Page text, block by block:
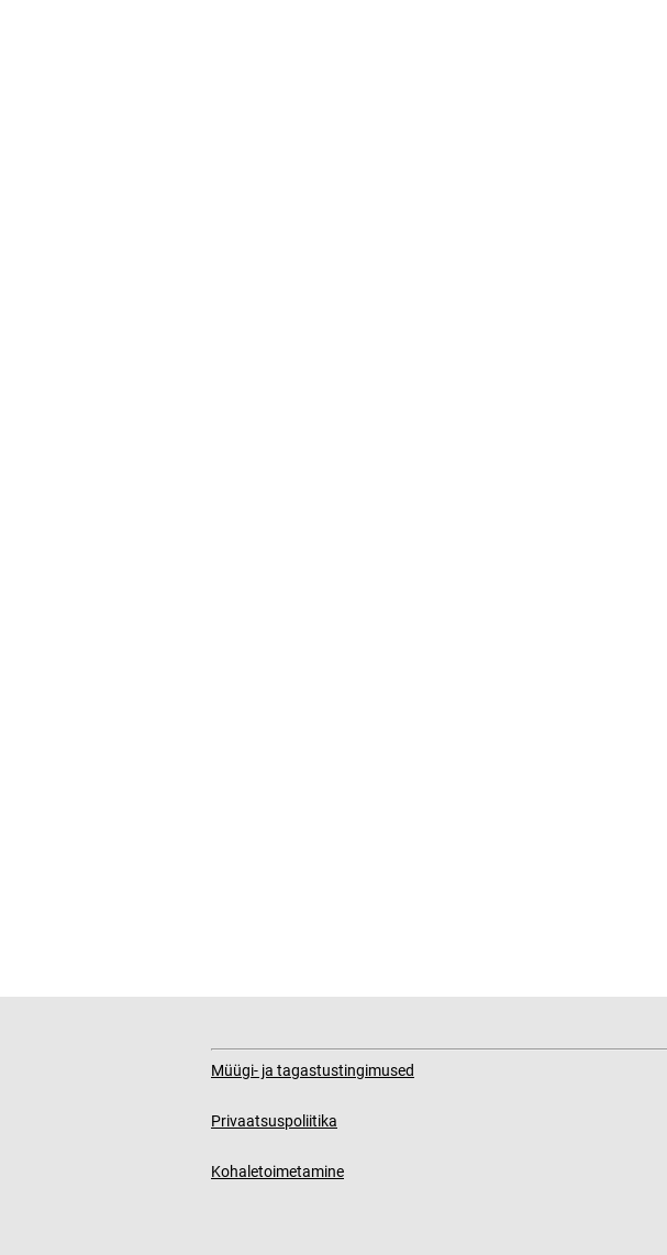
Müügi- ja tagastustingimused
Privaatsuspoliitika
Kohaletoimetamine